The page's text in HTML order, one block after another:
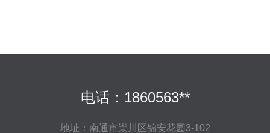
电话：1860563**
地址：南通市崇川区锦安花园3-102